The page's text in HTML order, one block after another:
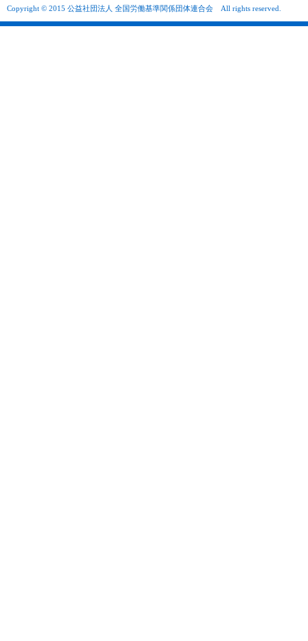
Copyright © 2015 公益社団法人 全国労働基準関係団体連合会 All rights reserved.